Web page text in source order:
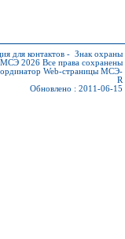
для контактов - Знак охраны
МСЭ 2026 Все права сохранены
Web-страницы МСЭ-
R
Обновлено : 2011-06-15